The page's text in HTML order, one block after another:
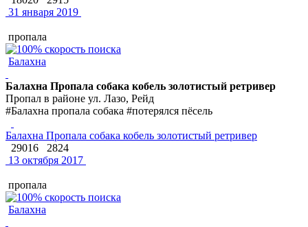
31 января 2019
пропала
Балахна
Балахна Пропала собака кобель золотистый ретривер
Пропал в районе ул. Лазо, Рейд
#Балахна пропала собака #потерялся пёсель
Балахна Пропала собака кобель золотистый ретривер
29016
2824
13 октября 2017
пропала
Балахна